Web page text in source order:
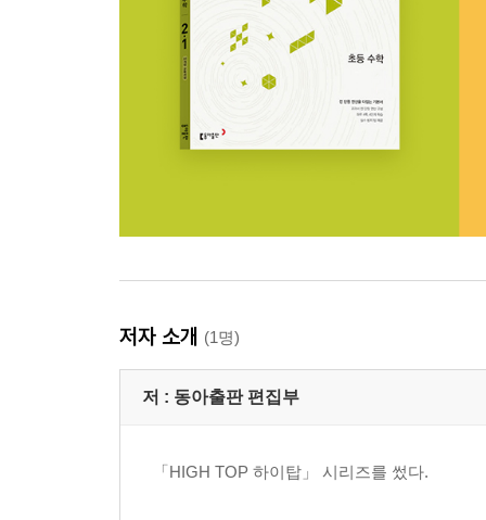
저자 소개 (1명)
저 : 동아출판 편집부
「HIGH TOP 하이탑」 시리즈를 썼다.